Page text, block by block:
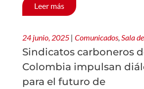
Leer más
24 junio, 2025 | Comunicados Sala
Sindicatos carboneros
Colombia impulsan
para el futuro de